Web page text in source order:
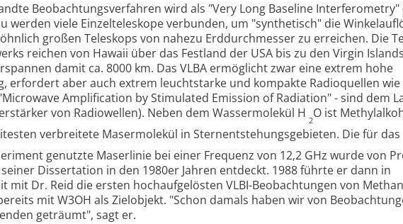
Beobachtungsverfahren wird als "Very Long Baseline Interferometry"
werden viele Einzelteleskope verbunden, um "synthetisch" die
großen Teleskops von nahezu Erddurchmesser zu erreichen. Die
reichen von Hawaii über das Festland der USA bis zu den Virgin
damit ca. 8000 km. Das VLBA ermöglicht zwar eine extrem hohe
erfordert aber auch extrem leuchtstarke und kompakte Radioquellen wie
Amplification by Stimulated Emission of Radiation" - sind dem
von Radiowellen). Neben dem Wassermolekül H 2O ist
verbreitete Masermolekül in Sternentstehungsgebieten. Die für das
genutzte Maserlinie bei einer Frequenz von 12,2 GHz wurde von
Dissertation in den 1980er Jahren entdeckt. 1988 führte er dann in
mit Dr. Reid die ersten hochaufgelösten VLBI-Beobachtungen von
mit W3OH als Zielobjekt. "Schon damals haben wir von
geträumt", sagt er.